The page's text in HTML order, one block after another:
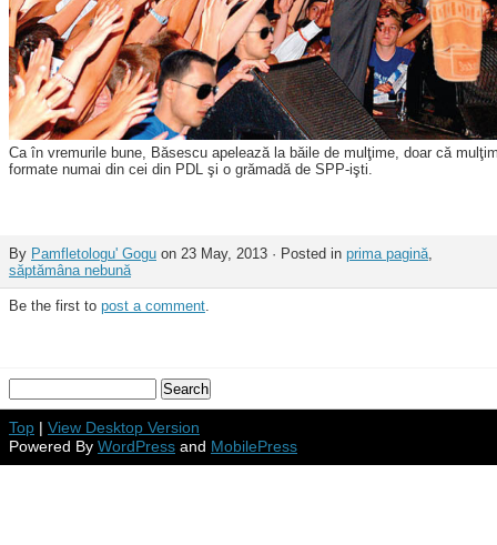
Ca în vremurile bune, Băsescu apelează la băile de mulţime, doar că
formate numai din cei din PDL şi o grămadă de SPP-işti.
By Pamfletologu' Gogu on 23 May, 2013 · Posted in prima pagină
săptămâna nebună
Be the first to post a comment
Top | View Desktop Version
Powered By WordPress and MobilePress